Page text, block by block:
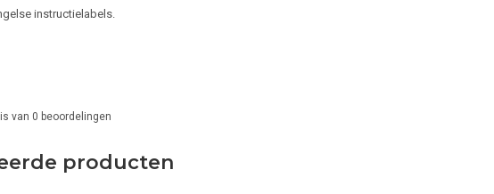
instructielabels.
van 0 beoordelingen
producten